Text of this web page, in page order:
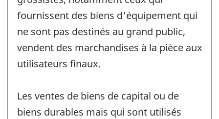
fournissent des biens d'équipement qui
ne sont pas destinés au grand public,
vendent des marchandises à la pièce aux
utilisateurs finaux.
Les ventes de biens de capital ou de
biens durables mais qui sont utilisés